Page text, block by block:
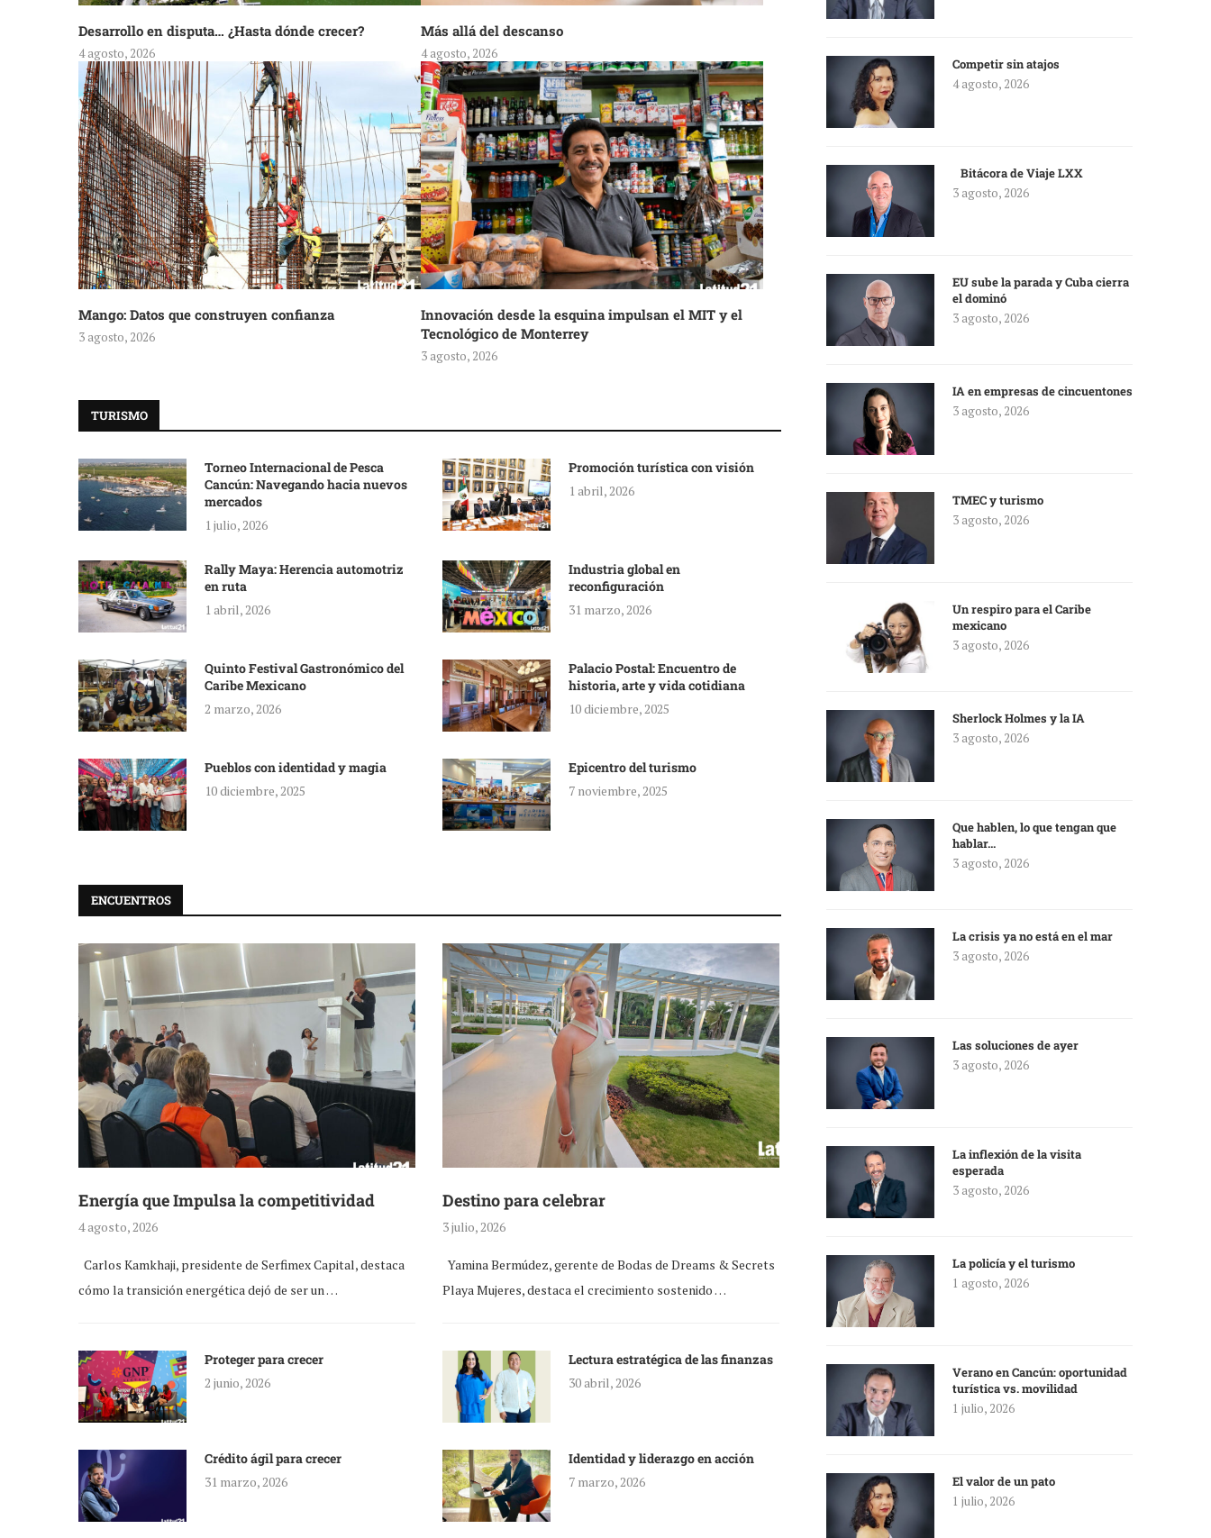
Desarrollo en disputa… ¿Hasta dónde crecer?
4 agosto, 2026
Más allá del descanso
4 agosto, 2026
Mango: Datos que construyen confianza
3 agosto, 2026
Innovación desde la esquina impulsan el MIT y el
Tecnológico de Monterrey
3 agosto, 2026
TURISMO
Torneo Internacional de Pesca
Cancún: Navegando hacia nuevos
mercados
1 julio, 2026
Promoción turística con visión
1 abril, 2026
Rally Maya: Herencia automotriz
en ruta
1 abril, 2026
Industria global en
reconfiguración
31 marzo, 2026
Quinto Festival Gastronómico del
Caribe Mexicano
2 marzo, 2026
Palacio Postal: Encuentro de
historia, arte y vida cotidiana
10 diciembre, 2025
Pueblos con identidad y magia
10 diciembre, 2025
Epicentro del turismo
7 noviembre, 2025
ENCUENTROS
Energía que Impulsa la competitividad
4 agosto, 2026
Carlos Kamkhaji, presidente de Serfimex Capital, destaca
cómo la transición energética dejó de ser un …
Destino para celebrar
3 julio, 2026
Yamina Bermúdez, gerente de Bodas de Dreams & Secrets
Playa Mujeres, destaca el crecimiento sostenido …
Proteger para crecer
2 junio, 2026
Lectura estratégica de las finanzas
30 abril, 2026
Crédito ágil para crecer
31 marzo, 2026
Identidad y liderazgo en acción
7 marzo, 2026
Competir sin atajos
4 agosto, 2026
Bitácora de Viaje LXX
3 agosto, 2026
EU sube la parada y Cuba cierra
el dominó
3 agosto, 2026
IA en empresas de cincuentones
3 agosto, 2026
TMEC y turismo
3 agosto, 2026
Un respiro para el Caribe
mexicano
3 agosto, 2026
Sherlock Holmes y la IA
3 agosto, 2026
Que hablen, lo que tengan que
hablar…
3 agosto, 2026
La crisis ya no está en el mar
3 agosto, 2026
Las soluciones de ayer
3 agosto, 2026
La inflexión de la visita
esperada
3 agosto, 2026
La policía y el turismo
1 agosto, 2026
Verano en Cancún: oportunidad
turística vs. movilidad
1 julio, 2026
El valor de un pato
1 julio, 2026